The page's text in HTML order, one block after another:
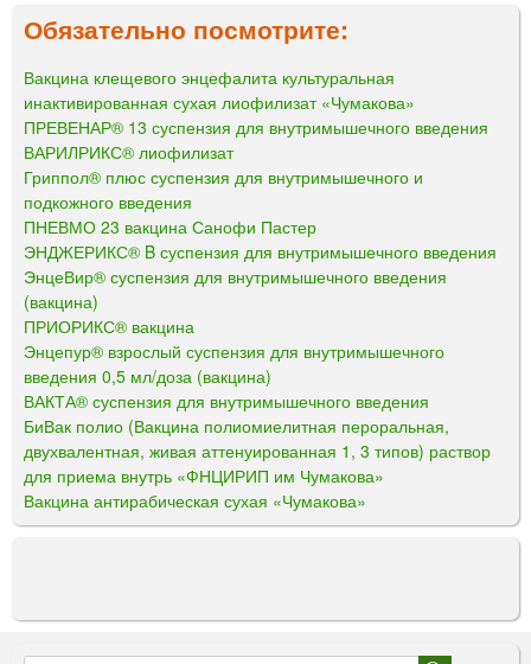
Обязательно посмотрите:
Вакцина клещевого энцефалита культуральная
инактивированная сухая лиофилизат «Чумакова»
ПРЕВЕНАР® 13 суспензия для внутримышечного введения
ВАРИЛРИКС® лиофилизат
Гриппол® плюс суспензия для внутримышечного и
подкожного введения
ПНЕВМО 23 вакцина Санофи Пастер
ЭНДЖЕРИКС® B суспензия для внутримышечного введения
ЭнцеВир® суспензия для внутримышечного введения
(вакцина)
ПРИОРИКС® вакцина
Энцепур® взрослый суспензия для внутримышечного
введения 0,5 мл/доза (вакцина)
ВАКТА® суспензия для внутримышечного введения
БиВак полио (Вакцина полиомиелитная пероральная,
двухвалентная, живая аттенуированная 1, 3 типов) раствор
для приема внутрь «ФНЦИРИП им Чумакова»
Вакцина антирабическая сухая «Чумакова»